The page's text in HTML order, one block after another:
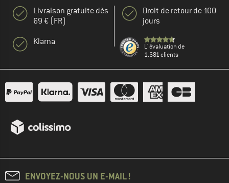
Livraison gratuite dès
69 € (FR)
Klarna
Droit de retour de 100
jours
L' évaluation de
1.681 clients
ENVOYEZ-NOUS UN E-MAIL !